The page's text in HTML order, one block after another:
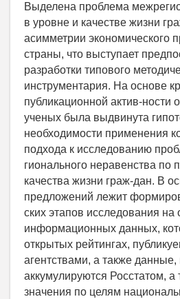
Выделена проблема
в уровне и качестве жизни
асимметрии экономического
страны, что выступает
разработки типового
инструментария. На основе
публикационной актив-ности
ученых была выдвинута
необходимости применения
подхода к исследованию
гионального неравенства по
качества жизни граж-дан. В
предложений лежит
ских этапов исследования на
информационных данных,
открытых рейтингах,
агентствами, а также данные,
аккумулируются Росстатом, а
значения по целям